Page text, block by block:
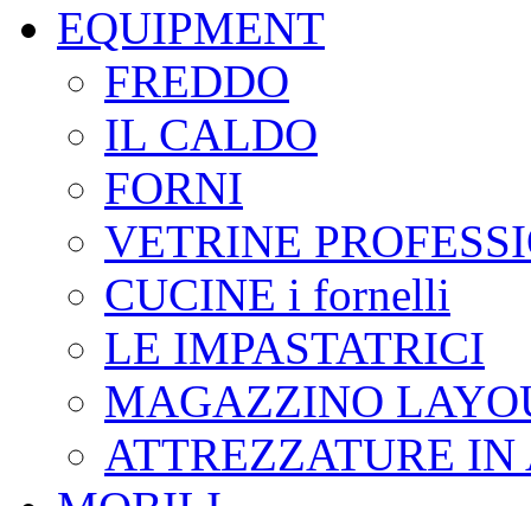
EQUIPMENT
FREDDO
IL CALDO
FORNI
VETRINE
CUCINE i fornelli
LE IMPASTATRICI
MAGAZZINO
ATTREZZATURE